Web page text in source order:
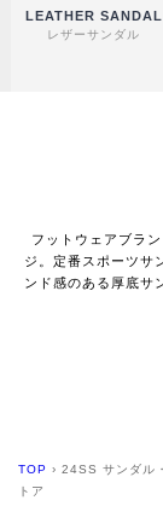
LEATHER SANDAL
レザーサンダル
フットウェアブラ
ジ。定番スポーツサ
ンド感のある厚底サ
TOP › 24SS サンダル
トア